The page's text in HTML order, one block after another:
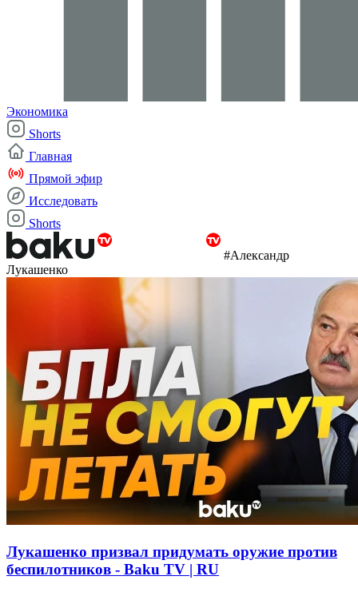
Экономика
Shorts
Главная
Прямой эфир
Исследовать
Shorts
#Александр
Лукашенко
Лукашенко призвал придумать оружие против
беспилотников - Baku TV | RU